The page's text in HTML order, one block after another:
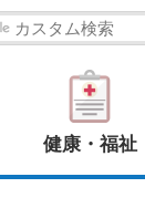
健康・福祉